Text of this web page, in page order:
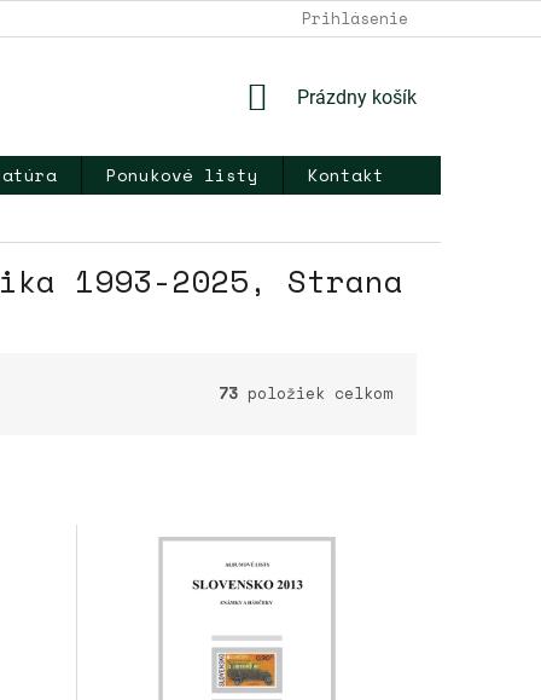
NAPÍŠTE NÁM KONTAKT
Prihlásenie
NÁKUPNÝ
Prázdny košík
Ponukové listy
Kontakt
1993-2025, Strana
73 položiek celkom